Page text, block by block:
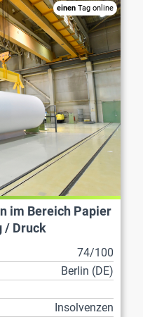
einen Tag online
im Bereich Papier
/ Druck
74/100
Berlin (DE)
Insolvenzen